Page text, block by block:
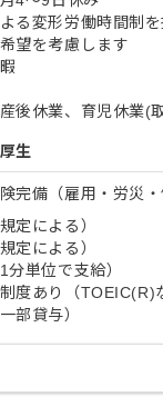
る変形労働時間制
望を考慮します
後休業、育児休業(
生
完備（雇用・労災・
定による）
定による）
分単位で支給）
度あり（TOEIC(R)
部貸与）